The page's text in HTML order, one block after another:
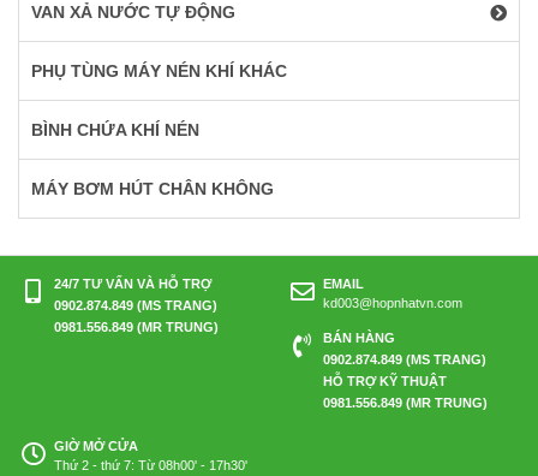
VAN XẢ NƯỚC TỰ ĐỘNG
PHỤ TÙNG MÁY NÉN KHÍ KHÁC
BÌNH CHỨA KHÍ NÉN
MÁY BƠM HÚT CHÂN KHÔNG
24/7 TƯ VẤN VÀ HỖ TRỢ
0902.874.849 (MS TRANG)
0981.556.849 (MR TRUNG)
EMAIL
kd003@hopnhatvn.com
BÁN HÀNG
0902.874.849 (MS TRANG)
HỖ TRỢ KỸ THUẬT
0981.556.849 (MR TRUNG)
GIỜ MỞ CỬA
Thứ 2 - thứ 7: Từ 08h00' - 17h30'